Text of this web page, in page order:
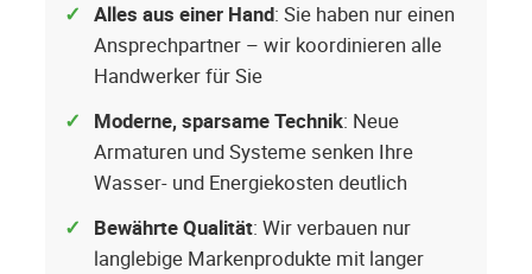
Alles aus einer Hand: Sie haben nur einen
Ansprechpartner – wir koordinieren alle
Handwerker für Sie
Moderne, sparsame Technik: Neue
Armaturen und Systeme senken Ihre
Wasser- und Energiekosten deutlich
Bewährte Qualität: Wir verbauen nur
langlebige Markenprodukte mit langer